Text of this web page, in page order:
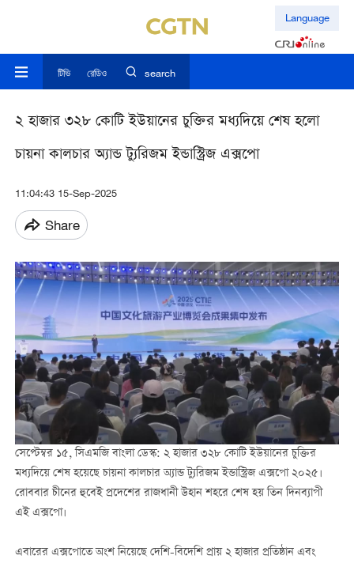
Language
টিভি রেডিও search
২ হাজার ৩২৮ কোটি ইউয়ানের চুক্তির মধ্যদিয়ে শেষ হলো
চায়না কালচার অ্যান্ড ট্যুরিজম ইন্ডাস্ট্রিজ এক্সপো
11:04:43 15-Sep-2025
Share
সেপ্টেম্বর ১৫, সিএমজি বাংলা ডেস্ক: ২ হাজার ৩২৮ কোটি ইউয়ানের চুক্তির
মধ্যদিয়ে শেষ হয়েছে চায়না কালচার অ্যান্ড ট্যুরিজম ইন্ডাস্ট্রিজ এক্সপো ২০২৫।
রোববার চীনের হুবেই প্রদেশের রাজধানী উহান শহরে শেষ হয় তিন দিনব্যাপী
এই এক্সপো।
এবারের এক্সপোতে অংশ নিয়েছে দেশি-বিদেশি প্রায় ২ হাজার প্রতিষ্ঠান এবং